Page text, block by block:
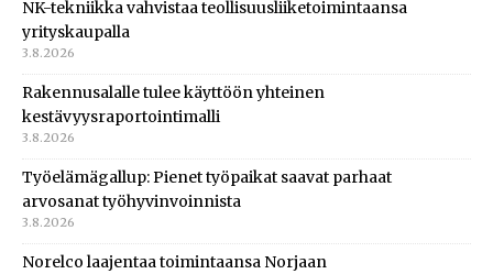
NK-tekniikka vahvistaa teollisuusliiketoimintaansa
yrityskaupalla
3.8.2026
Rakennusalalle tulee käyttöön yhteinen
kestävyysraportointimalli
3.8.2026
Työelämägallup: Pienet työpaikat saavat parhaat
arvosanat työhyvinvoinnista
3.8.2026
Norelco laajentaa toimintaansa Norjaan